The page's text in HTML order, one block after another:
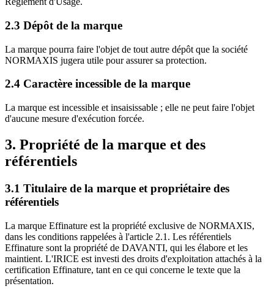
2.3 Dépôt de la marque
La marque pourra faire l'objet de tout autre dépôt que la société
NORMAXIS jugera utile pour assurer sa protection.
2.4 Caractère incessible de la marque
La marque est incessible et insaisissable ; elle ne peut faire l'objet
d'aucune mesure d'exécution forcée.
3. Propriété de la marque et des
référentiels
3.1 Titulaire de la marque et propriétaire des
référentiels
La marque Effinature est la propriété exclusive de NORMAXIS,
dans les conditions rappelées à l'article 2.1. Les référentiels
Effinature sont la propriété de DAVANTI, qui les élabore et les
maintient. L'IRICE est investi des droits d'exploitation attachés à la
certification Effinature, tant en ce qui concerne le texte que la
présentation.